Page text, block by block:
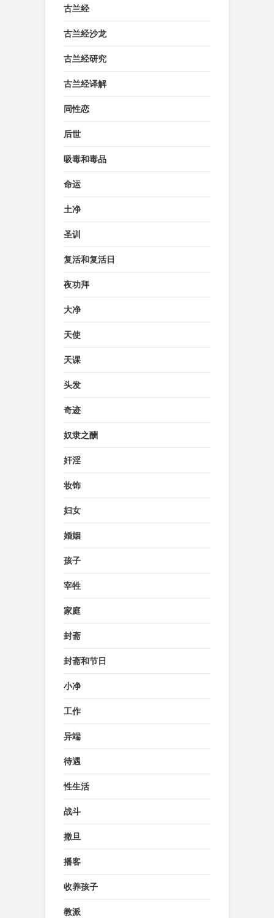
古兰经
古兰经沙龙
古兰经研究
古兰经译解
同性恋
后世
吸毒和毒品
命运
土净
圣训
复活和复活日
夜功拜
大净
天使
天课
头发
奇迹
奴隶之酬
奸淫
妆饰
妇女
婚姻
孩子
宰牲
家庭
封斋
封斋和节日
小净
工作
异端
待遇
性生活
战斗
撒旦
播客
收养孩子
教派